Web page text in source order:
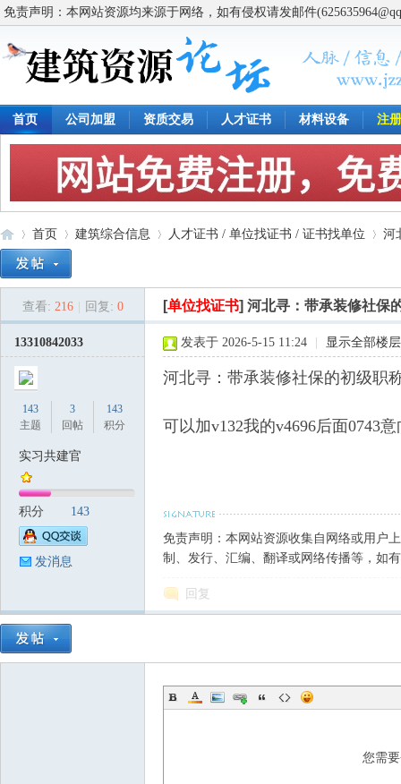
免责声明：本网站资源均来源于网络，如有侵权请发邮件
首页 公司加盟 资质交易 人才证书 材料设备 注
首页
›
建筑综合信息 人才证书 / 单位找证书 / 证书找单位
›
河
查看: 216 回复: 0 [单位找证书] 河北寻：带承装修社保
13310842033
143
主题
3
回帖
143
积分
实习共建官
积分 143
发消息
发表于 2026-5-15 11:24 显示全部楼层
河北寻：带承装修社保的初级职
可以加v132我的v4696后面0743
免责声明：本网站资源收集自网络或用户
制、发行、汇编、翻译或网络传播等，如
回复
您需